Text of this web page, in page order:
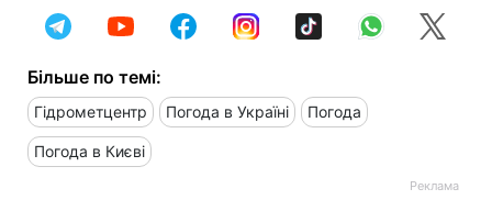
Більше по темі:
Гідрометцентр Погода в Україні Погода
Погода в Києві